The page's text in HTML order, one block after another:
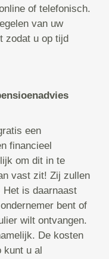
of telefonisch.
van uw
zodat u op tijd
een
financieel
om dit in te
vast zit! Zij zullen
Het is daarnaast
bent of
wilt ontvangen.
De kosten
kunt u al